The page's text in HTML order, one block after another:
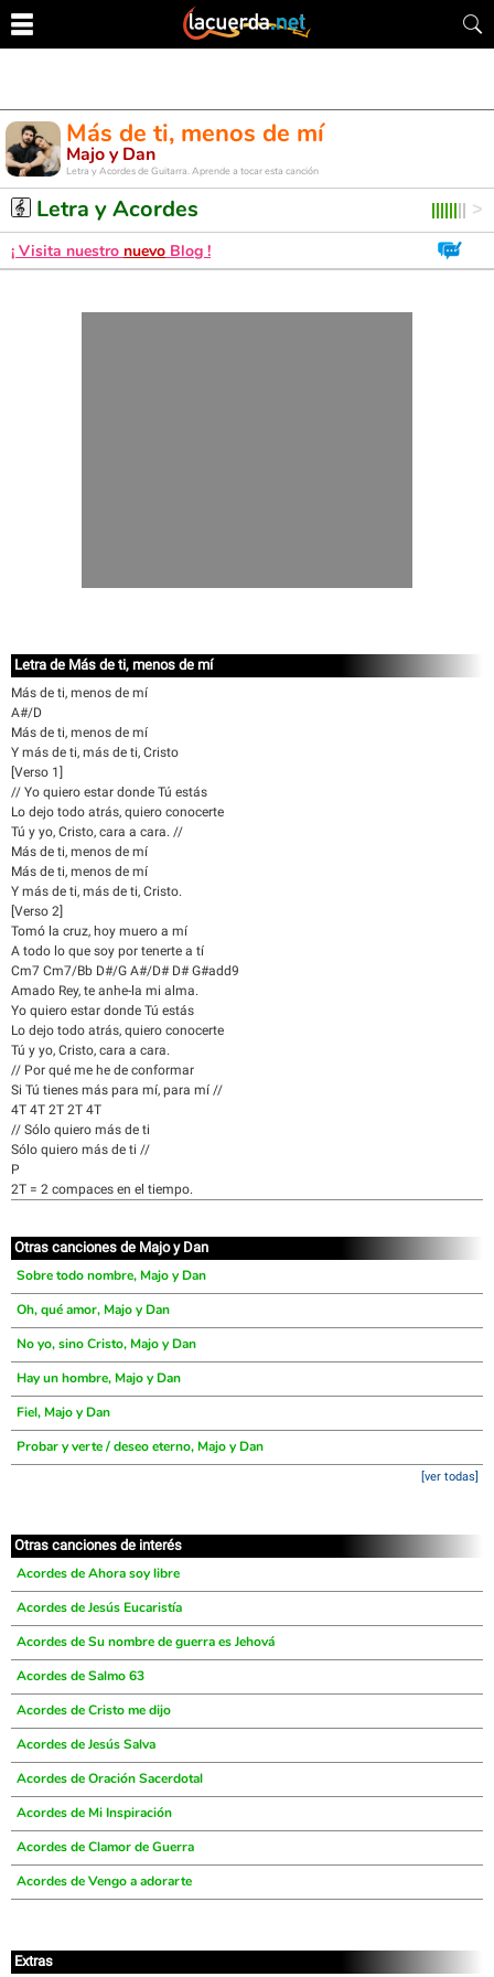
Más de ti, menos de mí
Majo y Dan
Letra y Acordes de Guitarra. Aprende a tocar esta canción
Letra y Acordes
¡ Visita nuestro nuevo Blog !
Letra de Más de ti, menos de mí
Más de ti, menos de mí
A#/D
Más de ti, menos de mí
Y más de ti, más de ti, Cristo
[Verso 1]
// Yo quiero estar donde Tú estás
Lo dejo todo atrás, quiero conocerte
Tú y yo, Cristo, cara a cara. //
Más de ti, menos de mí
Más de ti, menos de mí
Y más de ti, más de ti, Cristo.
[Verso 2]
Tomó la cruz, hoy muero a mí
A todo lo que soy por tenerte a tí
Cm7 Cm7/Bb D#/G A#/D# D# G#add9
Amado Rey, te anhe-la mi alma.
Yo quiero estar donde Tú estás
Lo dejo todo atrás, quiero conocerte
Tú y yo, Cristo, cara a cara.
// Por qué me he de conformar
Si Tú tienes más para mí, para mí //
4T 4T 2T 2T 4T
// Sólo quiero más de ti
Sólo quiero más de ti //
P
2T = 2 compaces en el tiempo.
Otras canciones de Majo y Dan
Sobre todo nombre, Majo y Dan
Oh, qué amor, Majo y Dan
No yo, sino Cristo, Majo y Dan
Hay un hombre, Majo y Dan
Fiel, Majo y Dan
Probar y verte / deseo eterno, Majo y Dan
[ver todas]
Otras canciones de interés
Acordes de Ahora soy libre
Acordes de Jesús Eucaristía
Acordes de Su nombre de guerra es Jehová
Acordes de Salmo 63
Acordes de Cristo me dijo
Acordes de Jesús Salva
Acordes de Oración Sacerdotal
Acordes de Mi Inspiración
Acordes de Clamor de Guerra
Acordes de Vengo a adorarte
Extras